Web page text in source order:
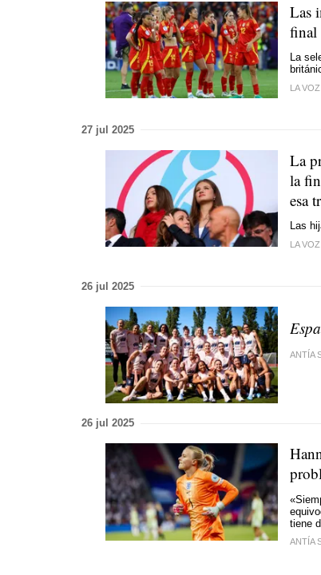
Las
final
La
LA VOZ
27 jul 2025
La
la
esa
Las
LA VOZ
26 jul 2025
ANTÍA
26 jul 2025
tiene
ANTÍA